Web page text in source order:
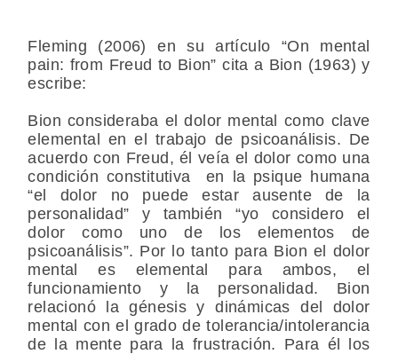
Fleming (2006) en su artículo “On mental
pain: from Freud to Bion” cita a Bion (1963) y
escribe:
Bion consideraba el dolor mental como clave
elemental en el trabajo de psicoanálisis. De
acuerdo con Freud, él veía el dolor como una
condición constitutiva en la psique humana
“el dolor no puede estar ausente de la
personalidad” y también “yo considero el
dolor como uno de los elementos de
psicoanálisis”. Por lo tanto para Bion el dolor
mental es elemental para ambos, el
funcionamiento y la personalidad. Bion
relacionó la génesis y dinámicas del dolor
mental con el grado de tolerancia/intolerancia
de la mente para la frustración. Para él los